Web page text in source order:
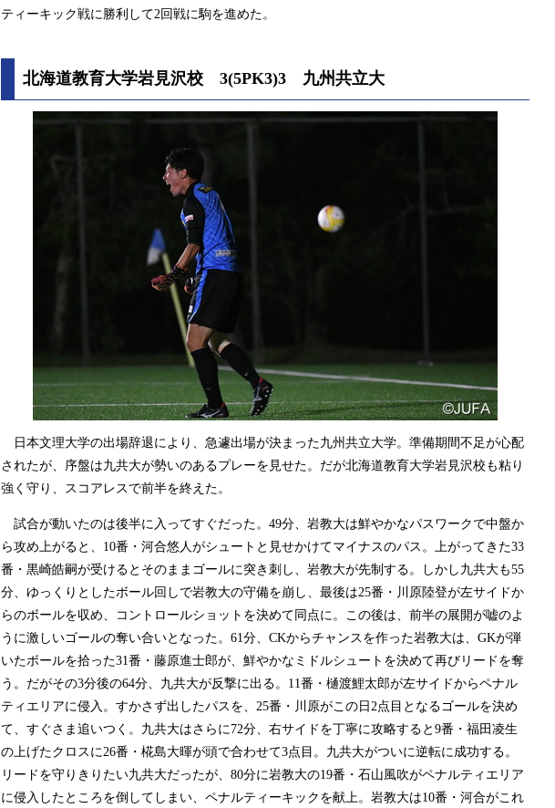
ティーキック戦に勝利して2回戦に駒を進めた。
北海道教育大学岩見沢校 3(5PK3)3 九州共立大
日本文理大学の出場辞退により、急遽出場が決まった九州共立大学。準備期間不足が心配
されたが、序盤は九共大が勢いのあるプレーを見せた。だが北海道教育大学岩見沢校も粘り
強く守り、スコアレスで前半を終えた。
試合が動いたのは後半に入ってすぐだった。49分、岩教大は鮮やかなパスワークで中盤か
ら攻め上がると、10番・河合悠人がシュートと見せかけてマイナスのパス。上がってきた33
番・黒崎皓嗣が受けるとそのままゴールに突き刺し、岩教大が先制する。しかし九共大も55
分、ゆっくりとしたボール回しで岩教大の守備を崩し、最後は25番・川原陸登が左サイドか
らのボールを収め、コントロールショットを決めて同点に。この後は、前半の展開が嘘のよ
うに激しいゴールの奪い合いとなった。61分、CKからチャンスを作った岩教大は、GKが弾
いたボールを拾った31番・藤原進士郎が、鮮やかなミドルシュートを決めて再びリードを奪
う。だがその3分後の64分、九共大が反撃に出る。11番・樋渡鯉太郎が左サイドからペナル
ティエリアに侵入。すかさず出したパスを、25番・川原がこの日2点目となるゴールを決め
て、すぐさま追いつく。九共大はさらに72分、右サイドを丁寧に攻略すると9番・福田凌生
の上げたクロスに26番・椛島大暉が頭で合わせて3点目。九共大がついに逆転に成功する。
リードを守りきりたい九共大だったが、80分に岩教大の19番・石山風吹がペナルティエリア
に侵入したところを倒してしまい、ペナルティーキックを献上。岩教大は10番・河合がこれ